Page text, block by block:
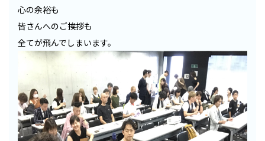
心の余裕も
皆さんへのご挨拶も
全てが飛んでしまいます。